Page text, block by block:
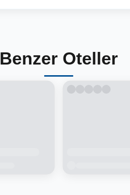
Benzer Oteller